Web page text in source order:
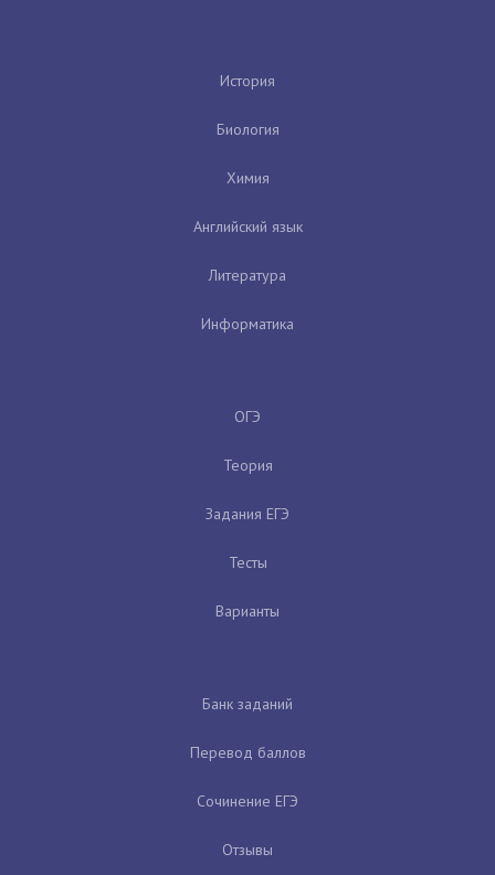
История
Биология
Химия
Английский язык
Литература
Информатика
ОГЭ
Теория
Задания ЕГЭ
Тесты
Варианты
Банк заданий
Перевод баллов
Сочинение ЕГЭ
Отзывы